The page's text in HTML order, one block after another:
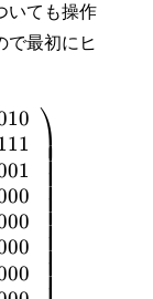
いても操作
で最初にヒ
10
11
01
00
00
00
00
⎟⎟⎟⎟⎟⎟⎟⎟⎟⎟⎟⎟
⎞